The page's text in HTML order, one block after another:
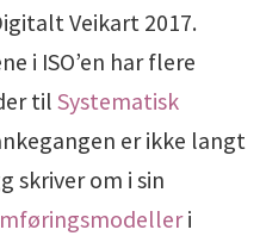
Veikart 2017.
i ISO’en har flere
til Systematisk
er ikke langt
skriver om i sin
i